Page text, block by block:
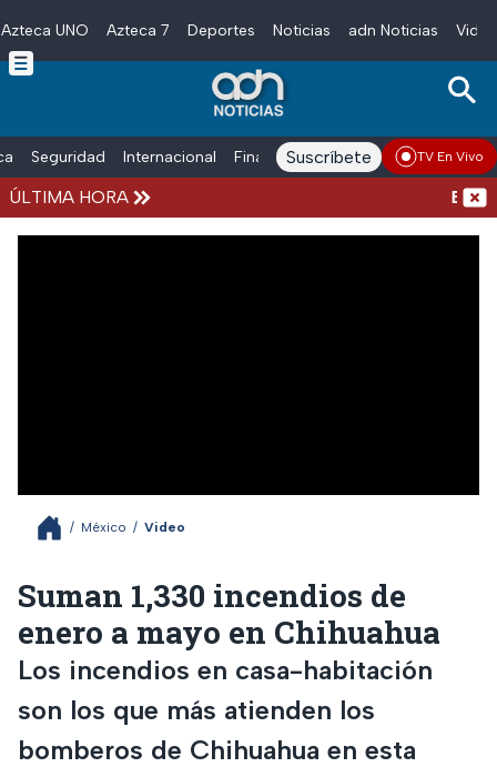
Skip to main content
Azteca UNO Azteca 7 Deportes Noticias adn Noticias
Seguridad Internacional Finanzas adn Noticias Radio
Suscríbete TV En Vivo
ÚLTIMA HORA
/ México / Video
Suman 1,330 incendios de
enero a mayo en Chihuahua
Los incendios en casa-habitación
son los que más atienden los
bomberos de Chihuahua en esta